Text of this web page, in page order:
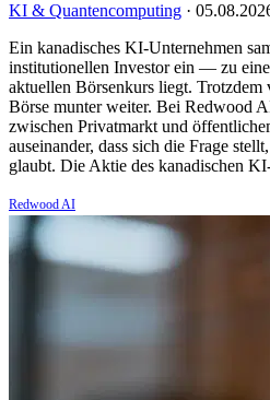
KI & Quantencomputing ·
Ein kanadisches KI-Unternehmen
institutionellen Investor ein — zu
aktuellen Börsenkurs liegt. Trotzdem
Börse munter weiter. Bei Redwood
zwischen Privatmarkt und
auseinander, dass sich die Frage
glaubt. Die Aktie des kanadischen
Redwood AI